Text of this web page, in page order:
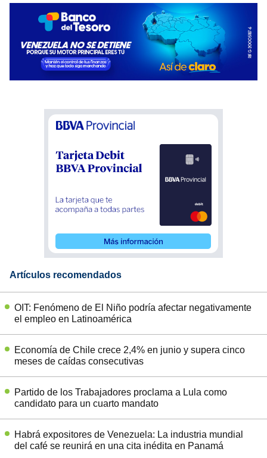
Artículos recomendados
OIT: Fenómeno de El Niño podría afectar negativamente
el empleo en Latinoamérica
Economía de Chile crece 2,4% en junio y supera cinco
meses de caídas consecutivas
Partido de los Trabajadores proclama a Lula como
candidato para un cuarto mandato
Habrá expositores de Venezuela: La industria mundial
del café se reunirá en una cita inédita en Panamá